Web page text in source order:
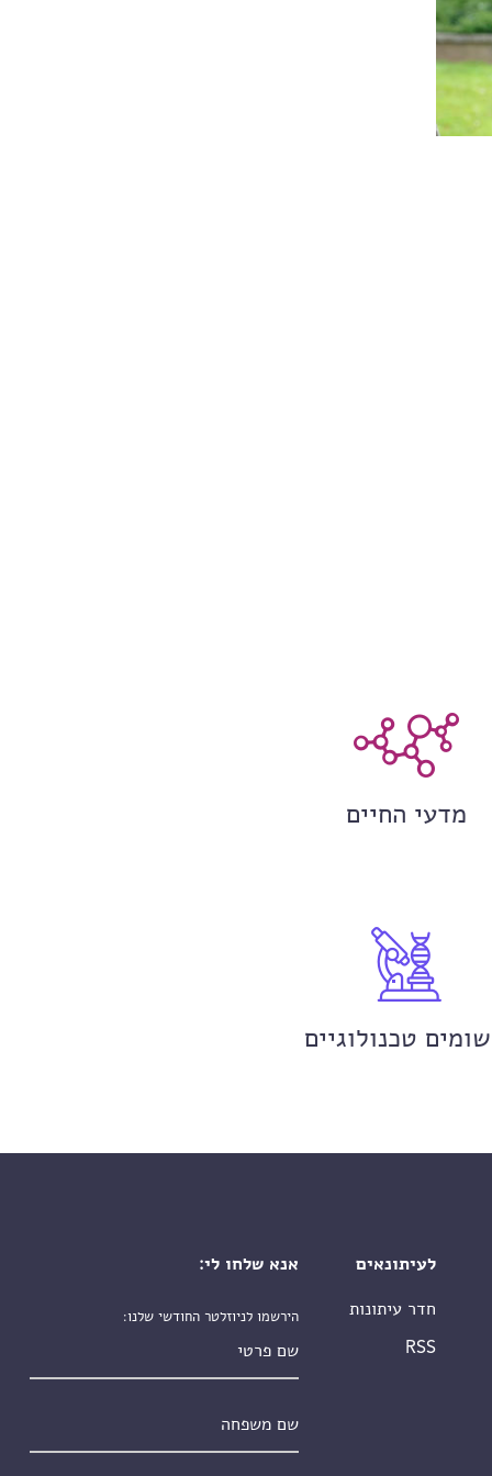
מדעי החיים
טכנולוגיים
לעיתונאים
חדר עיתונות
RSS
אנא שלחו לי:
הירשמו לניוזלטר החודשי שלנו: